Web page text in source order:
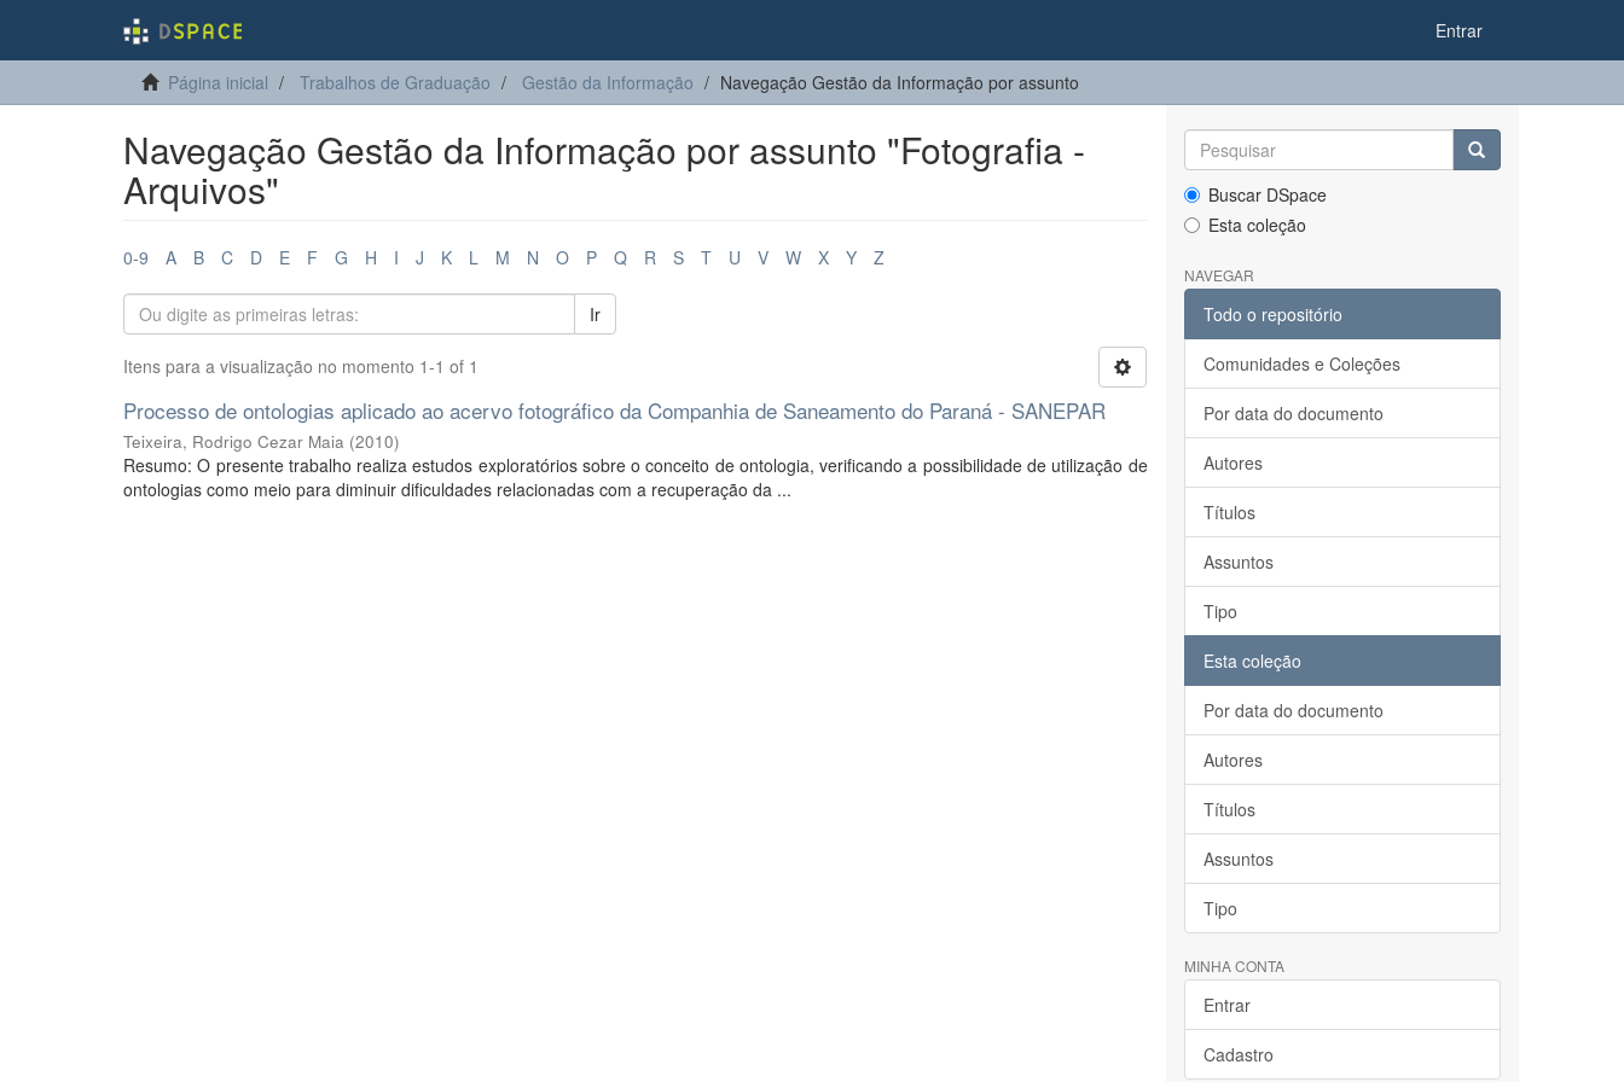
Entrar
Página inicial Trabalhos de Graduação Gestão da Informação Navegação Gestão da Informação por assunto
Navegação Gestão da Informação por assunto "Fotografia -
Arquivos"
0-9 A B C D E F G H I J K L M N O P Q R S T U V W X Y Z
Ir
Itens para a visualização no momento 1-1 of 1
Processo de ontologias aplicado ao acervo fotográfico da Companhia de Saneamento do Paraná - SANEPAR
Teixeira, Rodrigo Cezar Maia (2010)
Resumo: O presente trabalho realiza estudos exploratórios sobre o conceito de ontologia, verificando a possibilidade de utilização de
ontologias como meio para diminuir dificuldades relacionadas com a recuperação da ...
Buscar DSpace
Esta coleção
NAVEGAR
Todo o repositório
Comunidades e Coleções
Por data do documento
Autores
Títulos
Assuntos
Tipo
Esta coleção
Por data do documento
Autores
Títulos
Assuntos
Tipo
MINHA CONTA
Entrar
Cadastro